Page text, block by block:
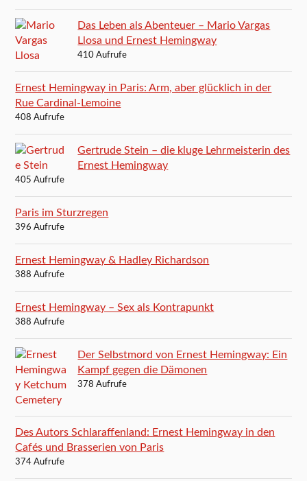
Das Leben als Abenteuer – Mario Vargas
Llosa und Ernest Hemingway
410 Aufrufe
Ernest Hemingway in Paris: Arm, aber glücklich in der
Rue Cardinal-Lemoine
408 Aufrufe
Gertrude Stein – die kluge Lehrmeisterin des
Ernest Hemingway
405 Aufrufe
Paris im Sturzregen
396 Aufrufe
Ernest Hemingway & Hadley Richardson
388 Aufrufe
Ernest Hemingway – Sex als Kontrapunkt
388 Aufrufe
Der Selbstmord von Ernest Hemingway: Ein
Kampf gegen die Dämonen
378 Aufrufe
Des Autors Schlaraffenland: Ernest Hemingway in den
Cafés und Brasserien von Paris
374 Aufrufe